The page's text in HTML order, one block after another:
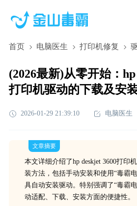
首页 电脑医生 打印机修复
(2026最新)从零开始：
打印机驱动的下载及安
2026-01-29 21:39:10 电脑医生
文章摘要
本文详细介绍了hp deskjet 3600打印
装方法，包括手动安装和使用“毒霸
具自动安装驱动。特别强调了“毒霸
动适配、下载、安装方面的便捷性。